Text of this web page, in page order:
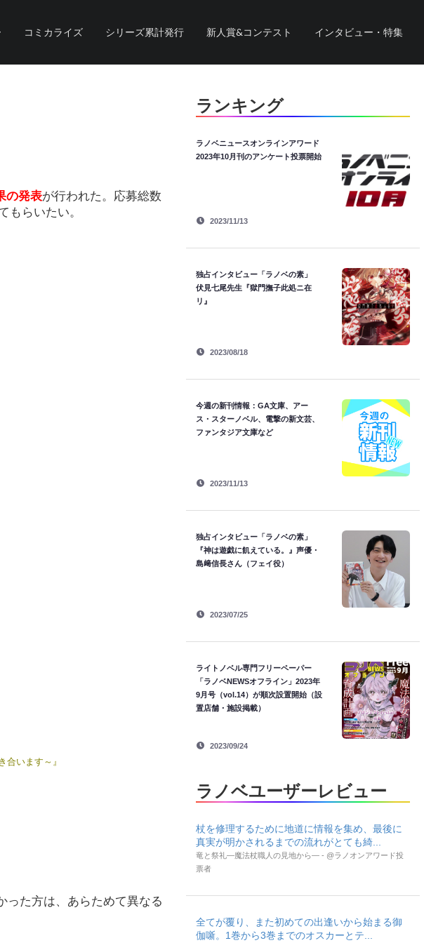
コミカライズ シリーズ累計発行 新人賞&コンテスト インタビュー・特集
の発表が行われた。応募総数
もらいたい。
います～』
った方は、あらためて異なる
ランキング
ラノベニュースオンラインアワード
2023年10月刊のアンケート投票開始
2023/11/13
独占インタビュー「ラノベの素」
伏見七尾先生『獄門撫子此処ニ在
リ』
2023/08/18
今週の新刊情報：GA文庫、アー
ス・スターノベル、電撃の新文芸、
ファンタジア文庫など
2023/11/13
独占インタビュー「ラノベの素」
『神は遊戯に飢えている。』声優・
島﨑信長さん（フェイ役）
2023/07/25
ライトノベル専門フリーペーパー
「ラノベNEWSオフライン」2023年
9月号（vol.14）が順次設置開始（設
置店舗・施設掲載）
2023/09/24
ラノベユーザーレビュー
杖を修理するために地道に情報を集め、最後に
真実が明かされるまでの流れがとても綺...
竜と祭礼―魔法杖職人の見地から― - @ラノオンアワード投
票者
全てが覆り、また初めての出逢いから始まる御
伽噺。1巻から3巻までのオスカーとテ...